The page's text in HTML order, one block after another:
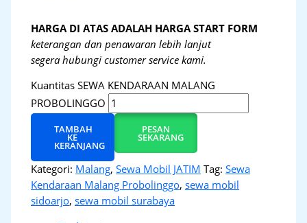
HARGA DI ATAS ADALAH HARGA START FORM
keterangan dan penawaran lebih lanjut
segera hubungi customer service kami.
Kuantitas SEWA KENDARAAN MALANG
PROBOLINGGO
TAMBAH
KE
KERANJANG
PESAN
SEKARANG
Kategori: Malang,Sewa Mobil JATIM Tag:Sewa
Kendaraan Malang Probolinggo,sewa mobil
sidoarjo,sewa mobil surabaya